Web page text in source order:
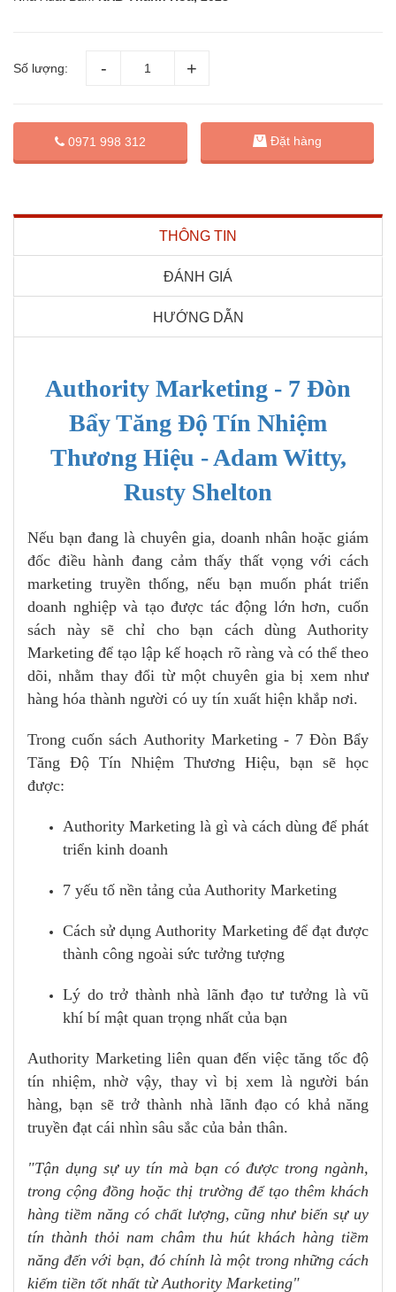
Số lượng:
0971 998 312 Đặt hàng
THÔNG TIN
ĐÁNH GIÁ
HƯỚNG DẪN
Authority Marketing - 7 Đòn
Bẩy Tăng Độ Tín Nhiệm
Thương Hiệu - Adam Witty,
Rusty Shelton
Nếu bạn đang là chuyên gia, doanh nhân hoặc giám
đốc điều hành đang cảm thấy thất vọng với cách
marketing truyền thống, nếu bạn muốn phát triển
doanh nghiệp và tạo được tác động lớn hơn, cuốn
sách này sẽ chỉ cho bạn cách dùng Authority
Marketing để tạo lập kế hoạch rõ ràng và có thể theo
dõi, nhằm thay đổi từ một chuyên gia bị xem như
hàng hóa thành người có uy tín xuất hiện khắp nơi.
Trong cuốn sách Authority Marketing - 7 Đòn Bẩy
Tăng Độ Tín Nhiệm Thương Hiệu, bạn sẽ học
được:
Authority Marketing là gì và cách dùng để phát
triển kinh doanh
7 yếu tố nền tảng của Authority Marketing
Cách sử dụng Authority Marketing để đạt được
thành công ngoài sức tưởng tượng
Lý do trở thành nhà lãnh đạo tư tưởng là vũ
khí bí mật quan trọng nhất của bạn
Authority Marketing liên quan đến việc tăng tốc độ
tín nhiệm, nhờ vậy, thay vì bị xem là người bán
hàng, bạn sẽ trở thành nhà lãnh đạo có khả năng
truyền đạt cái nhìn sâu sắc của bản thân.
"Tận dụng sự uy tín mà bạn có được trong ngành,
trong cộng đồng hoặc thị trường để tạo thêm khách
hàng tiềm năng có chất lượng, cũng như biến sự uy
tín thành thỏi nam châm thu hút khách hàng tiềm
năng đến với bạn, đó chính là một trong những cách
kiếm tiền tốt nhất từ Authority Marketing"